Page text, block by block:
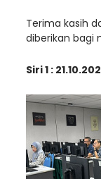
Terima kasih
diberikan bagi
Siri 1 :